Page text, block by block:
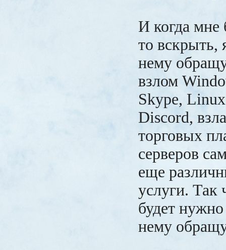
И когда мне
то вскрыть,
нему
взлом
Skype,
Discord,
торговых
серверов
еще
услуги. Так
будет
нему